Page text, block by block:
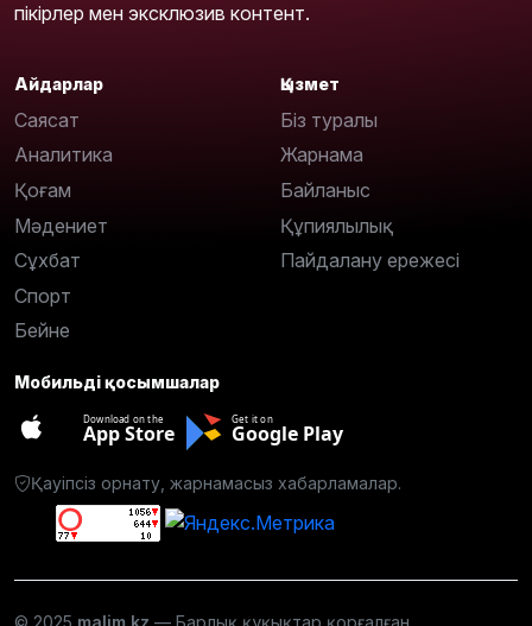
пікірлер мен эксклюзив контент.
Айдарлар
Саясат
Аналитика
Қоғам
Мәдениет
Сұхбат
Спорт
Бейне
Қызмет
Біз туралы
Жарнама
Байланыс
Құпиялылық
Пайдалану ережесі
Мобильді қосымшалар
Download on the
App Store
Get it on
Google Play
Қауіпсіз орнату, жарнамасыз хабарламалар.
© 2025 malim.kz — Барлық құқықтар қорғалған.